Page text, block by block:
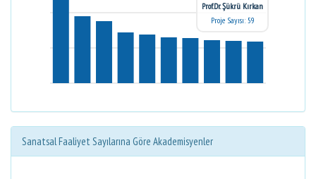
Prof.Dr. Şükrü Kırkan
Proje Sayısı: 59
Sanatsal Faaliyet Sayılarına Göre Akademisyenler